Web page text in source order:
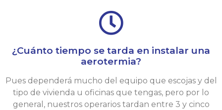
¿Cuánto tiempo se tarda en instalar una
aerotermia?
Pues dependerá mucho del equipo que escojas y del
tipo de vivienda u oficinas que tengas, pero por lo
general, nuestros operarios tardan entre 3 y cinco